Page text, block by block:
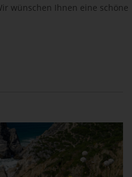
wünschen Ihnen eine schöne